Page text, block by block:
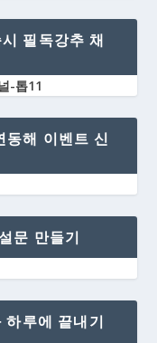
필독강추 채
해 이벤트 신
문 만들기
루에 끝내기